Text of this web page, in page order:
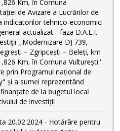
Km, în Comuna
de Avizare a Lucrărilor de
indicatorilor tehnico-economici
actualizat - faza D.A.L.I.
,,Modernizare DJ 739,
– Zgripcești – Beleți, km
Km, în Comuna Vulturești''
prin Programul național de
și a sumei reprezentând
de la bugetul local
de investiții
20.02.2024 - Hotărâre pentru